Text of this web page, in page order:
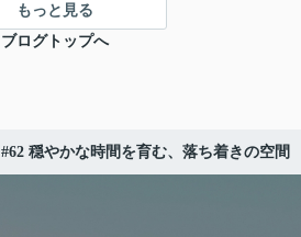
もっと見る
ブログトップへ
#62 穏やかな時間を育む、落ち着きの空間